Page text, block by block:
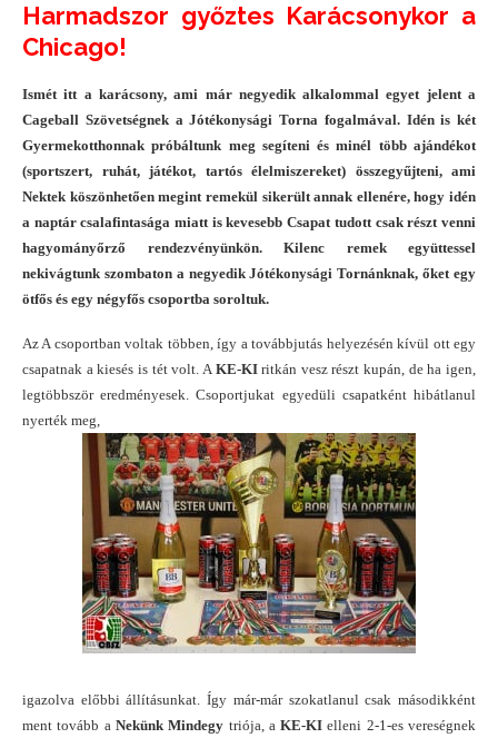
Harmadszor győztes Karácsonykor a
Chicago!
Ismét itt a karácsony, ami már negyedik alkalommal egyet jelent a
Cageball Szövetségnek a Jótékonysági Torna fogalmával. Idén is két
Gyermekotthonnak próbáltunk meg segíteni és minél több ajándékot
(sportszert, ruhát, játékot, tartós élelmiszereket) összegyűjteni, ami
Nektek köszönhetően megint remekül sikerült annak ellenére, hogy idén
a naptár csalafintasága miatt is kevesebb Csapat tudott csak részt venni
hagyományőrző rendezvényünkön. Kilenc remek együttessel
nekivágtunk szombaton a negyedik Jótékonysági Tornánknak, őket egy
ötfős és egy négyfős csoportba soroltuk.
Az A csoportban voltak többen, így a továbbjutás helyezésén kívül ott egy
csapatnak a kiesés is tét volt. A KE-KIritkán vesz részt kupán, de ha igen,
legtöbbször eredményesek. Csoportjukat egyedüli csapatként hibátlanul
nyerték meg,
igazolva előbbi állításunkat. Így már-már szokatlanul csak másodikként
ment tovább a Nekünk Mindegy triója, aKE-KI elleni 2-1-es vereségnek